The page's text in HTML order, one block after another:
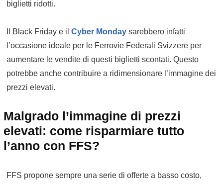
biglietti ridotti.
Il Black Friday e il Cyber Monday sarebbero infatti
l’occasione ideale per le Ferrovie Federali Svizzere per
aumentare le vendite di questi biglietti scontati. Questo
potrebbe anche contribuire a ridimensionare l’immagine dei
prezzi elevati.
Malgrado l’immagine di prezzi
elevati: come risparmiare tutto
l’anno con FFS?
FFS propone sempre una serie di offerte a basso costo,